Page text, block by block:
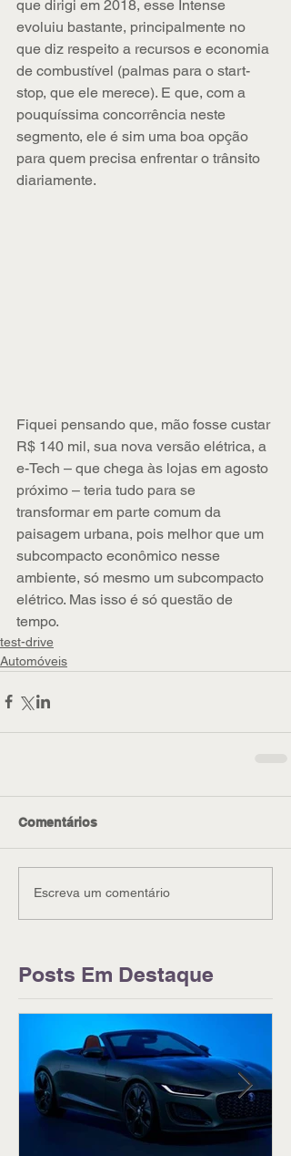
que dirigi em 2018, esse Intense
evoluiu bastante, principalmente no
que diz respeito a recursos e economia
de combustível (palmas para o start-
stop, que ele merece). E que, com a
pouquíssima concorrência neste
segmento, ele é sim uma boa opção
para quem precisa enfrentar o trânsito
diariamente.
Fiquei pensando que, mão fosse custar
R$ 140 mil, sua nova versão elétrica, a
e-Tech – que chega às lojas em agosto
próximo – teria tudo para se
transformar em parte comum da
paisagem urbana, pois melhor que um
subcompacto econômico nesse
ambiente, só mesmo um subcompacto
elétrico. Mas isso é só questão de
tempo.
test-drive
Automóveis
Comentários
Escreva um comentário
Posts Em Destaque